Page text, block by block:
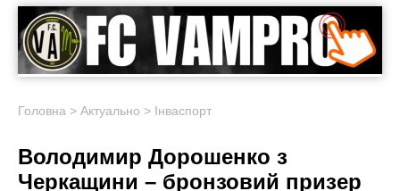
Головна > Актуально > Інваспорт
Володимир Дорошенко з
Черкащини – бронзовий призер